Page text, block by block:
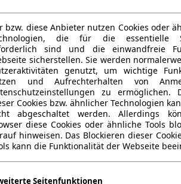
bzw. diese Anbieter nutzen Cookies oder
die für die essentielle
sind und die einwandfreie
sicherstellen. Sie werden
genutzt, um wichtige
und Aufrechterhalten von
zu ermöglichen.
Cookies bzw. ähnlicher Technologien
abgeschaltet werden. Allerdings
diese Cookies oder ähnliche Tools
hinweisen. Das Blockieren dieser
kann die Funktionalität der Webseite
Seitenfunktionen